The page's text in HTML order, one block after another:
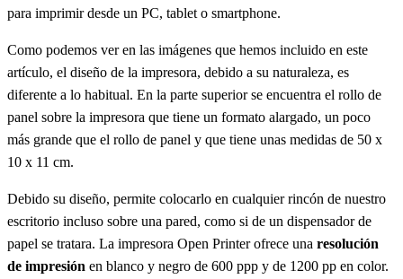
para imprimir desde un PC, tablet o smartphone.
Como podemos ver en las imágenes que hemos incluido en este
artículo, el diseño de la impresora, debido a su naturaleza, es
diferente a lo habitual. En la parte superior se encuentra el rollo de
panel sobre la impresora que tiene un formato alargado, un poco
más grande que el rollo de panel y que tiene unas medidas de 50 x
10 x 11 cm.
Debido su diseño, permite colocarlo en cualquier rincón de nuestro
escritorio incluso sobre una pared, como si de un dispensador de
papel se tratara. La impresora Open Printer ofrece una resolución
de impresión en blanco y negro de 600 ppp y de 1200 pp en color.